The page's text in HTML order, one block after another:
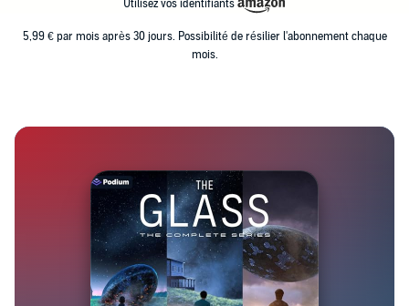
Utilisez vos identifiants
5,99 € par mois après 30 jours. Possibilité de résilier l'abonnement chaque
mois.